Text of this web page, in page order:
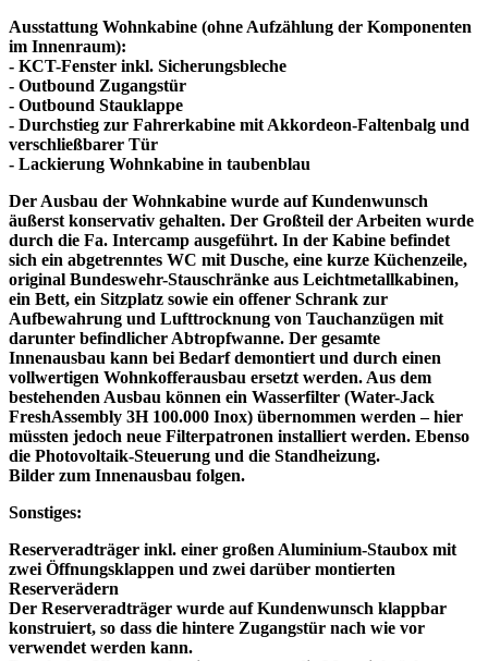
Ausstattung Wohnkabine (ohne Aufzählung der Komponenten
im Innenraum):
- KCT-Fenster inkl. Sicherungsbleche
- Outbound Zugangstür
- Outbound Stauklappe
- Durchstieg zur Fahrerkabine mit Akkordeon-Faltenbalg und
verschließbarer Tür
- Lackierung Wohnkabine in taubenblau
Der Ausbau der Wohnkabine wurde auf Kundenwunsch
äußerst konservativ gehalten. Der Großteil der Arbeiten wurde
durch die Fa. Intercamp ausgeführt. In der Kabine befindet
sich ein abgetrenntes WC mit Dusche, eine kurze Küchenzeile,
original Bundeswehr-Stauschränke aus Leichtmetallkabinen,
ein Bett, ein Sitzplatz sowie ein offener Schrank zur
Aufbewahrung und Lufttrocknung von Tauchanzügen mit
darunter befindlicher Abtropfwanne. Der gesamte
Innenausbau kann bei Bedarf demontiert und durch einen
vollwertigen Wohnkofferausbau ersetzt werden. Aus dem
bestehenden Ausbau können ein Wasserfilter (Water-Jack
FreshAssembly 3H 100.000 Inox) übernommen werden – hier
müssten jedoch neue Filterpatronen installiert werden. Ebenso
die Photovoltaik-Steuerung und die Standheizung.
Bilder zum Innenausbau folgen.
Sonstiges:
Reserveradträger inkl. einer großen Aluminium-Staubox mit
zwei Öffnungsklappen und zwei darüber montierten
Reserverädern
Der Reserveradträger wurde auf Kundenwunsch klappbar
konstruiert, so dass die hintere Zugangstür nach wie vor
verwendet werden kann.